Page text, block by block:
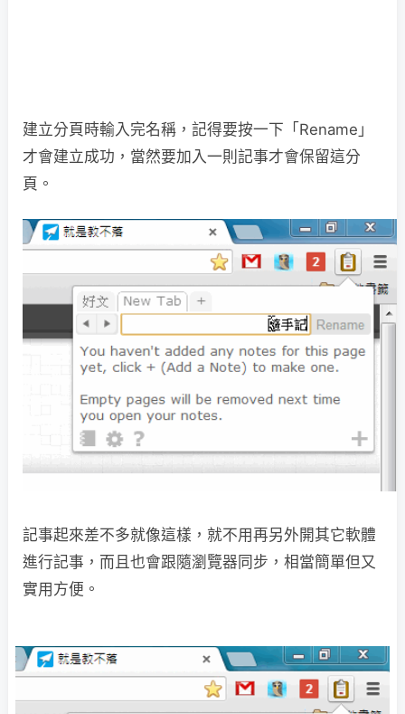
建立分頁時輸入完名稱，記得要按一下「Rename」
才會建立成功，當然要加入一則記事才會保留這分
頁。
記事起來差不多就像這樣，就不用再另外開其它軟體
進行記事，而且也會跟隨瀏覽器同步，相當簡單但又
實用方便。